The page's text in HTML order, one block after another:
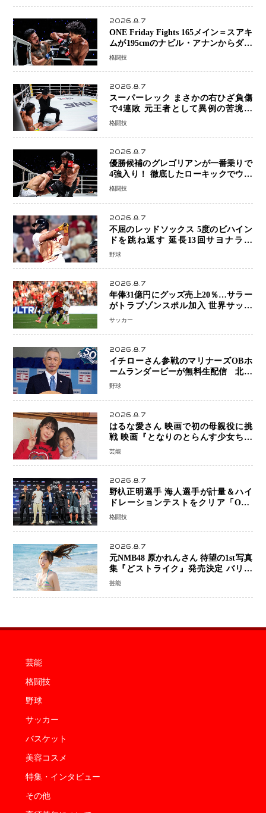
2026.8.7
ONE Friday Fights 165メイン＝スアキ
ムが195cmのナビル・アナンからダウ
ン奪取！猛反撃を耐え抜き判定勝利、
格闘技
2026.8.7
スーパーレック まさかの右ひざ負傷
で4連敗 元王者として異例の苦境…
「アクシデント」でも消えない危険信
格闘技
2026.8.7
優勝候補のグレゴリアンが一番乗りで
4強入り！ 徹底したローキックでウス
ビャンを攻略、判定勝利
格闘技
2026.8.7
不屈のレッドソックス 5度のビハイン
ドを跳ね返す 延長13回サヨナラ勝
ち 吉田正尚選手も2安打1打点で貢献 4
野球
2026.8.7
年俸31億円にグッズ売上20％…サラー
がトラブゾンスポル加入 世界サッカ
ーは「五大リーグ一強」から新時代へ
サッカー
2026.8.7
イチローさん参戦のマリナーズOBホ
ームランダービーが無料生配信 北米
ならではの“魅せる興行”に世界が注目
野球
2026.8.7
はるな愛さん 映画で初の母親役に挑
戦 映画『となりのとらんす少女ちゃ
ん』11月7日公開 未来の自分との対話
芸能
2026.8.7
野杁正明選手 海人選手が計量＆ハイ
ドレーションテストをクリア「ONE
SAMURAI 2」決戦へ万全の準備整う
格闘技
2026.8.7
元NMB48 原かれんさん 待望の1st写真
集『どストライク』発売決定 バリで
魅せる25歳の新境地
芸能
芸能
格闘技
野球
サッカー
バスケット
美容コスメ
特集・インタビュー
その他